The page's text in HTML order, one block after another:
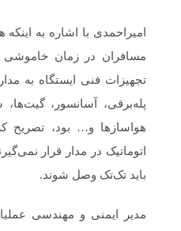
امیراحمدی با اشاره به
مسافران در زمان خاموشی
تجهیزات فنی ایستگاه به
پله‌برقی، آسانسور، گیت‌ها،
هواسازها و… بود، تصریح
اتوماتیک در مدار قرار
باید تک‌تک وصل شوند.
مدیر ایمنی و مهندسی